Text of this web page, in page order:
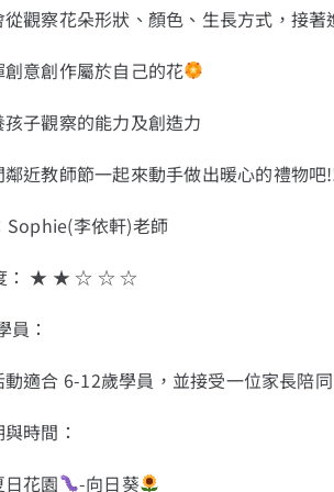
觀察花朵形狀、顏色、生長方式，接著
創意創作屬於自己的花
子觀察的能力及創造力
近教師節一起來動手做出暖心的禮物吧
Sophie(李依軒)老師
★ ★ ☆ ☆ ☆
員：
動適合 6-12歲學員，並接受一位家長陪同
時間：
花園
-向日葵